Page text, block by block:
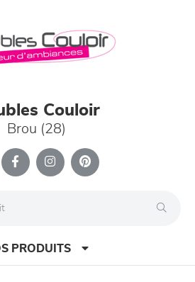
Couloir
Brou (28)
PRODUITS